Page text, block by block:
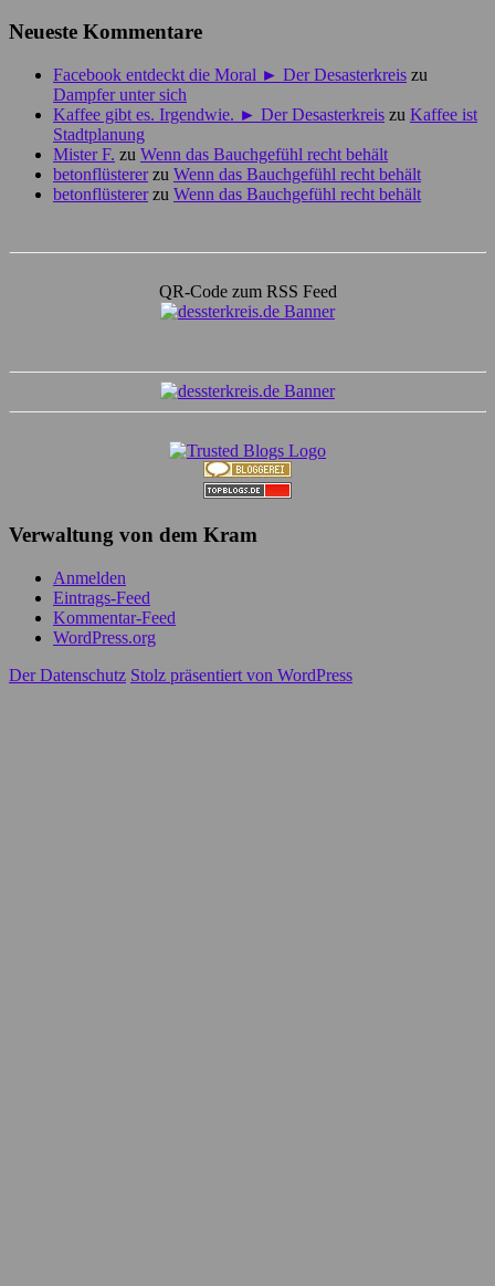
Neueste Kommentare
Facebook entdeckt die Moral ► Der Desasterkreis zu
Dampfer unter sich
Kaffee gibt es. Irgendwie. ► Der Desasterkreis zu Kaffee ist
Stadtplanung
Mister F. zu Wenn das Bauchgefühl recht behält
betonflüstererzu Wenn das Bauchgefühl recht behält
betonflüstererzu Wenn das Bauchgefühl recht behält
QR-Code zum RSS Feed
Verwaltung von dem Kram
Anmelden
Eintrags-Feed
Kommentar-Feed
WordPress.org
Der Datenschutz Stolz präsentiert von WordPress